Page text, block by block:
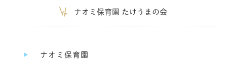
ナオミ保育園 たけうまの会
ナオミ保育園